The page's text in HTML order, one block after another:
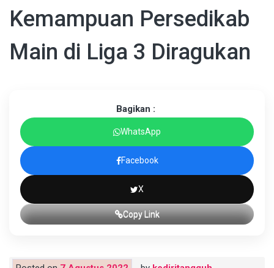
Kemampuan Persedikab
Main di Liga 3 Diragukan
Bagikan :
WhatsApp
Facebook
X
Copy Link